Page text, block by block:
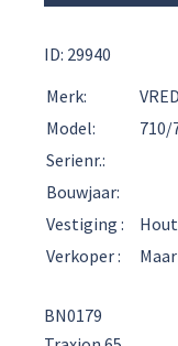
ID: 29940
Merk:
Model:
710/
Serienr.:
Bouwjaar:
Vestiging :
Verkoper :
BN0179